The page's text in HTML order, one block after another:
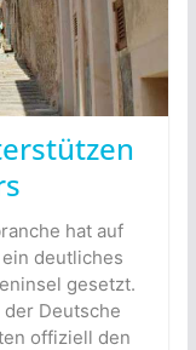
hat auf
deutliches
gesetzt.
Deutsche
offiziell den